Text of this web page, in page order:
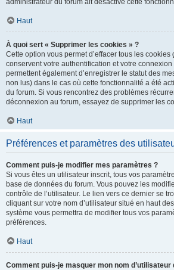
administrateur du forum ait désactivé cette
Haut
À quoi sert « Supprimer les cookies » ?
Cette option vous permet d’effacer tous les
conservent votre authentification et votre
permettent également d’enregistrer le statut des
non lus) dans le cas où cette fonctionnalité a été
du forum. Si vous rencontrez des problèmes
déconnexion au forum, essayez de supprimer les
Haut
Préférences et paramètres des
Comment puis-je modifier mes paramètres ?
Si vous êtes un utilisateur inscrit, tous vos
base de données du forum. Vous pouvez les
contrôle de l’utilisateur. Le lien vers ce dernier se
cliquant sur votre nom d’utilisateur situé en haut
système vous permettra de modifier tous vos
préférences.
Haut
Comment puis-je masquer mon nom